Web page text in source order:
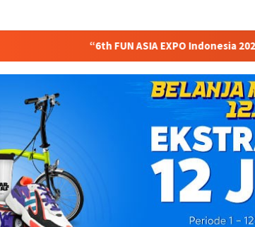
“6th FUN ASIA EXPO Indonesia 2026” Hadir